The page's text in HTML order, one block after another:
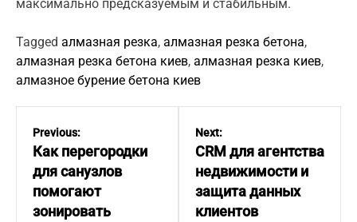
максимально предсказуемым и стабильным.
Tagged алмазная резка, алмазная резка бетона,
алмазная резка бетона киев, алмазная резка киев,
алмазное бурение бетона киев
Н
Previous:
Как перегородки
для санузлов
помогают
зонировать
Next:
CRM для агентства
недвижимости и
защита данных
клиентов